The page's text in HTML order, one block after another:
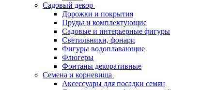
Садовый декор
Дорожки и покрытия
Пруды и комплектующие
Садовые и интерьерные фигуры
Светильники, фонари
Фигуры водоплавающие
Флюгеры
Фонтаны декоративные
Семена и корневища
Аксессуары для посадки семян